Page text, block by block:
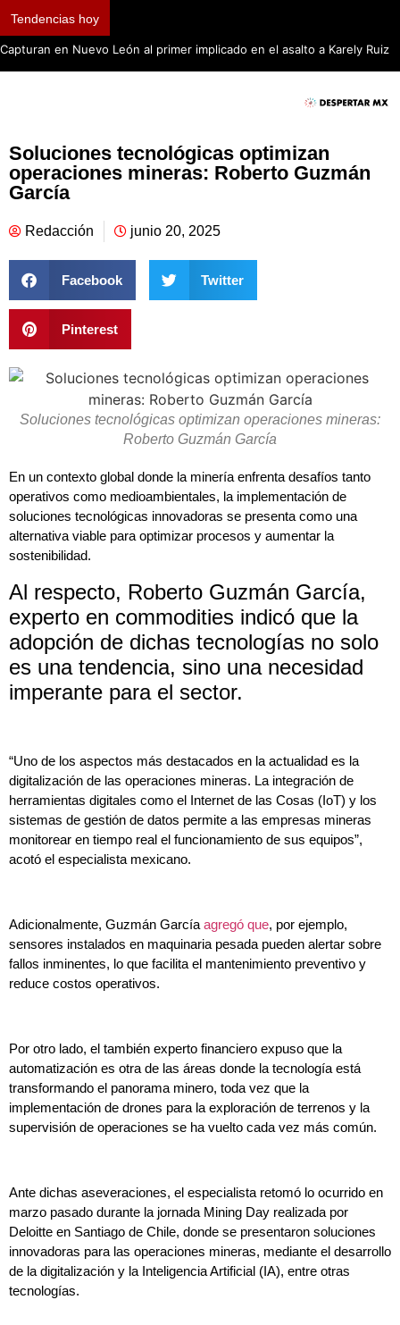
Tendencias hoy
Capturan en Nuevo León al primer implicado en el asalto a Karely Ruiz
Soluciones tecnológicas optimizan
operaciones mineras: Roberto Guzmán
García
Redacción junio 20, 2025
Facebook Twitter
Pinterest
Soluciones tecnológicas optimizan operaciones mineras:
Roberto Guzmán García
En un contexto global donde la minería enfrenta desafíos tanto
operativos como medioambientales, la implementación de
soluciones tecnológicas innovadoras se presenta como una
alternativa viable para optimizar procesos y aumentar la
sostenibilidad.
Al respecto, Roberto Guzmán García,
experto en commodities indicó que la
adopción de dichas tecnologías no solo
es una tendencia, sino una necesidad
imperante para el sector.
“Uno de los aspectos más destacados en la actualidad es la
digitalización de las operaciones mineras. La integración de
herramientas digitales como el Internet de las Cosas (IoT) y los
sistemas de gestión de datos permite a las empresas mineras
monitorear en tiempo real el funcionamiento de sus equipos”,
acotó el especialista mexicano.
Adicionalmente, Guzmán García agregó que, por ejemplo,
sensores instalados en maquinaria pesada pueden alertar sobre
fallos inminentes, lo que facilita el mantenimiento preventivo y
reduce costos operativos.
Por otro lado, el también experto financiero expuso que la
automatización es otra de las áreas donde la tecnología está
transformando el panorama minero, toda vez que la
implementación de drones para la exploración de terrenos y la
supervisión de operaciones se ha vuelto cada vez más común.
Ante dichas aseveraciones, el especialista retomó lo ocurrido en
marzo pasado durante la jornada Mining Day realizada por
Deloitte en Santiago de Chile, donde se presentaron soluciones
innovadoras para las operaciones mineras, mediante el desarrollo
de la digitalización y la Inteligencia Artificial (IA), entre otras
tecnologías.